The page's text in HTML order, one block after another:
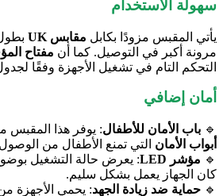
سهولة الاستخدام
يأتي المقبس مزودًا بكابل مقابس UK
مرونة أكبر في التوصيل. كما أن مفتاح المؤقت
التحكم التام في تشغيل الأجهزة وفقًا
أمان إضافي
🔹 باب الأمان للأطفال: يوفر هذا المقبس
أبواب الأمان التي تمنع الأطفال من الوصول
🔹 مؤشر LED
: يعرض حالة التشغيل
كان الجهاز يعمل بشكل سليم.
🔹 حماية ضد زيادة الجهد: يحمي الأجهزة